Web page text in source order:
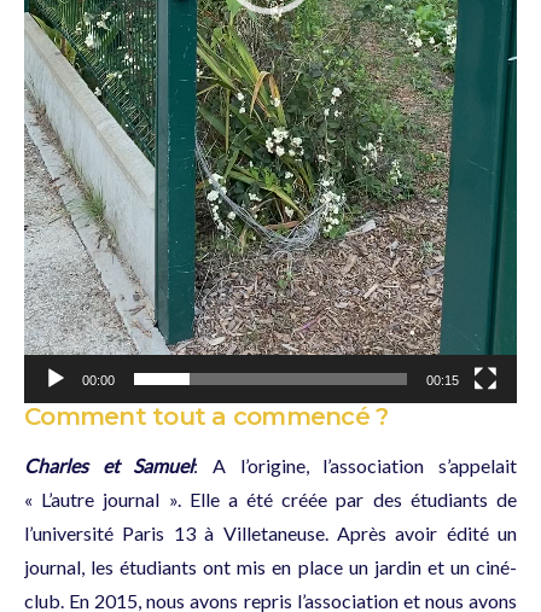
00:00 00:15
Comment tout a commencé ?
Charles et Samuel: A l’origine, l’association s’appelait
« L’autre journal ». Elle a été créée par des étudiants de
l’université Paris 13 à Villetaneuse. Après avoir édité un
journal, les étudiants ont mis en place un jardin et un ciné-
club. En 2015, nous avons repris l’association et nous avons